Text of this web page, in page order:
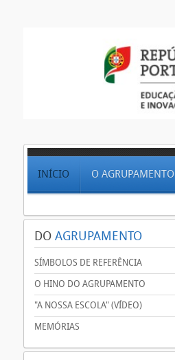
INÍCIO O AGRUPAMENTO
DO AGRUPAMENTO
SÍMBOLOS DE REFERÊNCIA
O HINO DO AGRUPAMENTO
"A NOSSA ESCOLA" (VÍDEO)
MEMÓRIAS